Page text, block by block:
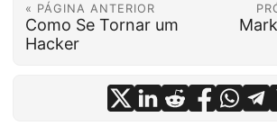
« PÁGINA ANTERIOR
Como Se Tornar um
Hacker